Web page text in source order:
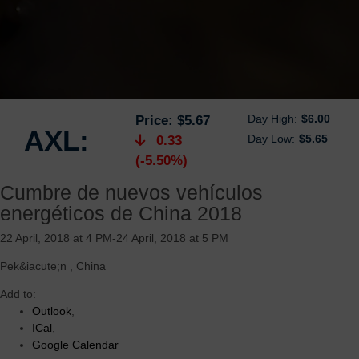
AXL:
Price: $5.67 Day High: $6.00
0.33
(-5.50%)
Day Low: $5.65
Cumbre de nuevos vehículos
energéticos de China 2018
22 April, 2018 at 4 PM-24 April, 2018 at 5 PM
Pek&iacute;n China
Add to:
Outlook
ICal
Google Calendar